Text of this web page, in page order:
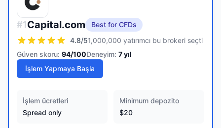
#1Capital.com
Best for CFDs
4.8/51,000,000 yatırımcı bu brokeri seçti
Güven skoru: 94/100Deneyim: 7yıl
İşlem Yapmaya Başla
İşlem ücretleri
Spread only
Minimum depozito
$20